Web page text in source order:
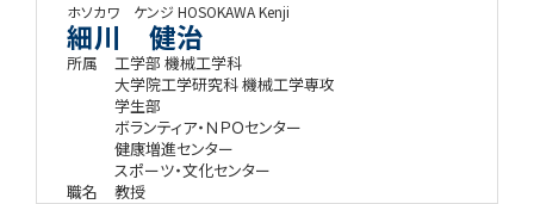
ホソカワ ケンジ HOSOKAWA Kenji
細川 健治
所属
工学部 機械工学科
大学院工学研究科 機械工学専攻
学生部
ボランティア・ＮＰＯセンター
健康増進センター
スポーツ・文化センター
職名
教授